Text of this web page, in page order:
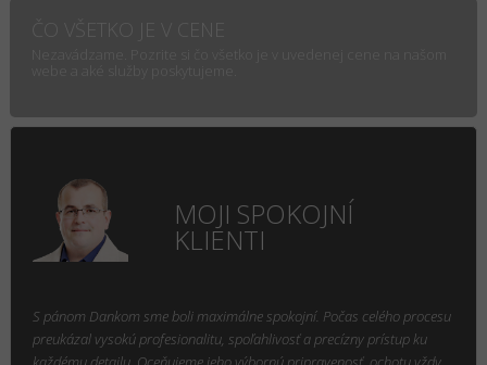
ČO VŠETKO JE V CENE
MOJI SPOKOJNÍ
KLIENTI
S pánom Dankom sme boli maximálne spokojní. Počas celého procesu
preukázal vysokú profesionalitu, spoľahlivosť a precízny prístup ku